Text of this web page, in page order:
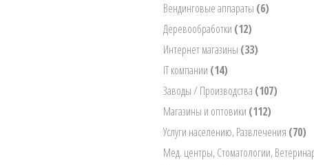
Вендинговые аппараты (6)
Деревообработки (12)
Интернет магазины (33)
IT компании (14)
Заводы / Производства (107)
Магазины и оптовики (112)
Услуги населению, Развлечения (70)
Мед. центры, Стоматологии,